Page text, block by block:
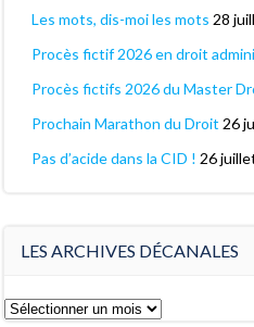
Les mots, dis-moi les mots 28
Procès fictif 2026 en droit
Procès fictifs 2026 du Master
Prochain Marathon du Droit 26
Pas d’acide dans la CID ! 26
LES ARCHIVES DÉCANALES
Les